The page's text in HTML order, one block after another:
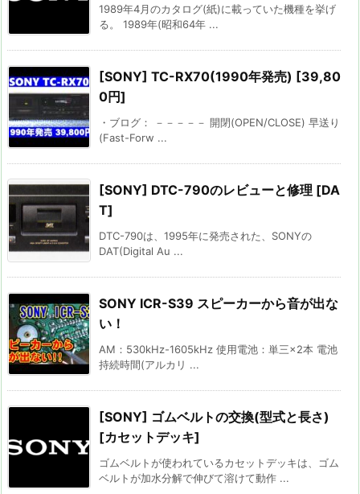
1989年4月のカタログ(紙)に載っていた機種を挙げ
る。 1989年(昭和64年 ...
[SONY] TC-RX70(1990年発売) [39,80
0円]
・ブログ： －－－－－ 開閉(OPEN/CLOSE) 早送り
(Fast-Forw ...
[SONY] DTC-790のレビューと修理 [DA
T]
DTC-790は、1995年に発売された、SONYの
DAT(Digital Au ...
SONY ICR-S39 スピーカーから音が出な
い！
AM：530kHz-1605kHz 使用電池：単三×2本 電池
持続時間(アルカリ ...
[SONY] ゴムベルトの交換(型式と長さ)
[カセットデッキ]
ゴムベルトが使われているカセットデッキは、ゴム
ベルトが加水分解で伸びて溶けて動作 ...